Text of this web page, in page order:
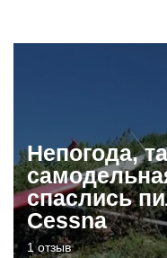
Непогода,
спаслись
Cessna
1 отзыв